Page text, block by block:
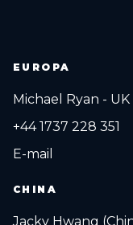
EUROPA
Michael Ryan - UK
+44 1737 228 351
E-mail
CHINA
Jacky Hwang